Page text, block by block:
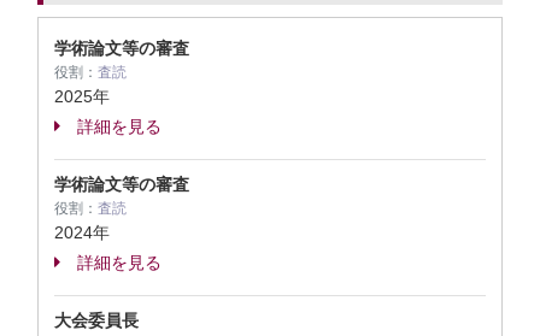
学術論文等の審査
役割： 査読
2025年
詳細を見る
学術論文等の審査
役割： 査読
2024年
詳細を見る
大会委員長